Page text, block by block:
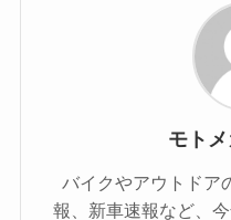
モト
バイクやアウトドア
報、新車速報など、